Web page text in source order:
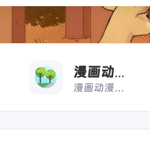
漫画动漫
漫画动漫一键直达